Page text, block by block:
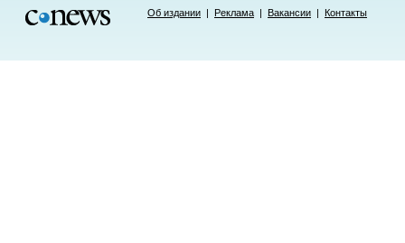
Об издании | Реклама | Вакансии | Контакты